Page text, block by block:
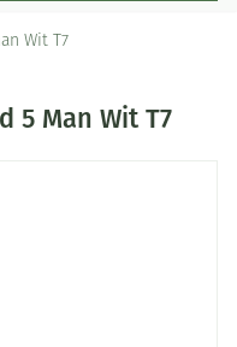
Wit T7
5 Man Wit T7